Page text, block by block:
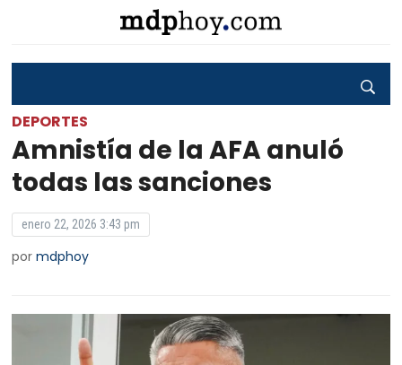
DEPORTES
Amnistía de la AFA anuló
todas las sanciones
enero 22, 2026 3:43 pm
pormdphoy